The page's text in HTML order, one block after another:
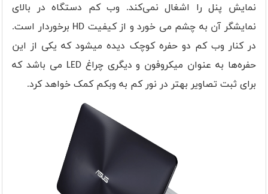
نمایش پنل را اشغال نمی‌کند. وب کم دستگاه در بالای
نمایشگر آن به چشم می خورد و از کیفیت HD برخوردار است.
در کنار وب کم دو حفره کوچک دیده میشود که یکی از این
حفره‌ها به عنوان میکروفون و دیگری چراغLED می باشد که
برای ثبت تصاویر بهتر در نور کم به وبکم کمک خواهد کرد.